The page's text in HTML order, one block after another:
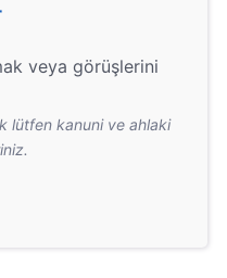
veya görüşlerini
lütfen kanuni ve ahlaki